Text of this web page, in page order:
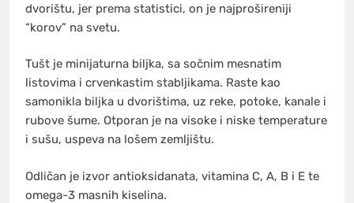
dvorištu, jer prema statistici, on je najprošireniji
“korov” na svetu.
Tušt je minijaturna biljka, sa sočnim mesnatim
listovima i crvenkastim stabljikama. Raste kao
samonikla biljka u dvorištima, uz reke, potoke, kanale i
rubove šume. Otporan je na visoke i niske temperature
i sušu, uspeva na lošem zemljištu.
Odličan je izvor antioksidanata, vitamina C, A, B i E te
omega-3 masnih kiselina.